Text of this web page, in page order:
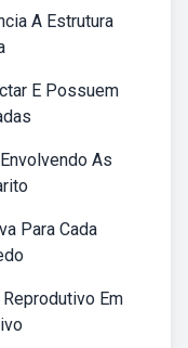
A Estrutura
E Possuem
As
Para Cada
Em